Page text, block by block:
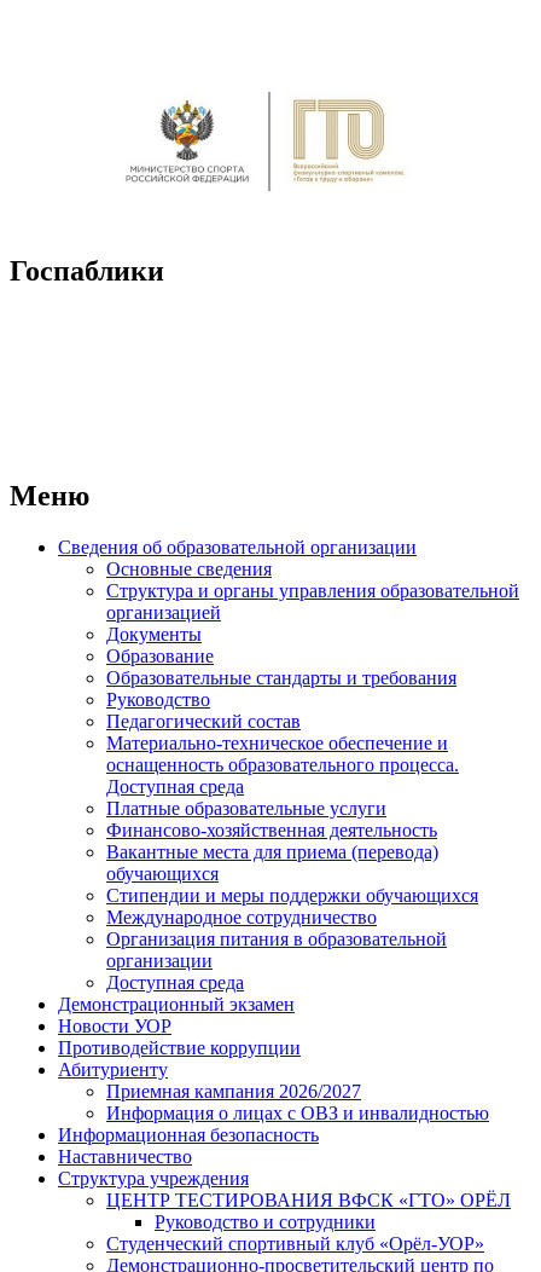
Госпаблики
Меню
Сведения об образовательной организации
Основные сведения
Структура и органы управления образовательной
организацией
Документы
Образование
Образовательные стандарты и требования
Руководство
Педагогический состав
Материально-техническое обеспечение и
оснащенность образовательного процесса.
Доступная среда
Платные образовательные услуги
Финансово-хозяйственная деятельность
Вакантные места для приема (перевода)
обучающихся
Стипендии и меры поддержки обучающихся
Международное сотрудничество
Организация питания в образовательной
организации
Доступная среда
Демонстрационный экзамен
Новости УОР
Противодействие коррупции
Абитуриенту
Приемная кампания 2026/2027
Информация о лицах с ОВЗ и инвалидностью
Информационная безопасность
Наставничество
Структура учреждения
ЦЕНТР ТЕСТИРОВАНИЯ ВФСК «ГТО» ОРЁЛ
Руководство и сотрудники
Студенческий спортивный клуб «Орёл-УОР»
Демонстрационно-просветительский центр по